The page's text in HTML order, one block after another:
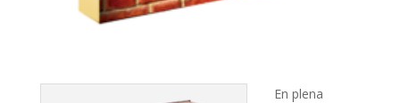
En plena